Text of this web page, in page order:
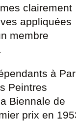
clairement
appliquées
membre
à
Peintres
Biennale de
prix en